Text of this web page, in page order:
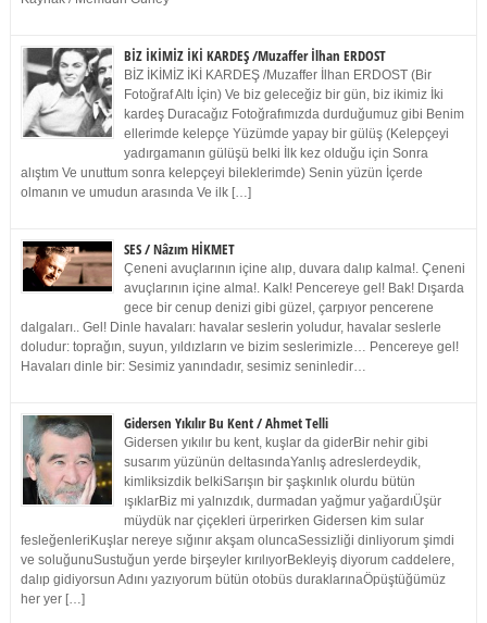
BİZ İKİMİZ İKİ KARDEŞ /Muzaffer İlhan ERDOST
BİZ İKİMİZ İKİ KARDEŞ /Muzaffer İlhan ERDOST (Bir
Fotoğraf Altı İçin) Ve biz geleceğiz bir gün, biz ikimiz İki
kardeş Duracağız Fotoğrafımızda durduğumuz gibi Benim
ellerimde kelepçe Yüzümde yapay bir gülüş (Kelepçeyi
yadırgamanın gülüşü belki İlk kez olduğu için Sonra
alıştım Ve unuttum sonra kelepçeyi bileklerimde) Senin yüzün İçerde
olmanın ve umudun arasında Ve ilk […]
SES / Nâzım HİKMET
Çeneni avuçlarının içine alıp, duvara dalıp kalma!. Çeneni
avuçlarının içine alma!. Kalk! Pencereye gel! Bak! Dışarda
gece bir cenup denizi gibi güzel, çarpıyor pencerene
dalgaları.. Gel! Dinle havaları: havalar seslerin yoludur, havalar seslerle
doludur: toprağın, suyun, yıldızların ve bizim seslerimizle… Pencereye gel!
Havaları dinle bir: Sesimiz yanındadır, sesimiz seninledir…
Gidersen Yıkılır Bu Kent / Ahmet Telli
Gidersen yıkılır bu kent, kuşlar da giderBir nehir gibi
susarım yüzünün deltasındaYanlış adreslerdeydik,
kimliksizdik belkiSarışın bir şaşkınlık olurdu bütün
ışıklarBiz mi yalnızdık, durmadan yağmur yağardıÜşür
müydük nar çiçekleri ürperirken Gidersen kim sular
fesleğenleriKuşlar nereye sığınır akşam oluncaSessizliği dinliyorum şimdi
ve soluğunuSustuğun yerde birşeyler kırılıyorBekleyiş diyorum caddelere,
dalıp gidiyorsun Adını yazıyorum bütün otobüs duraklarınaÖpüştüğümüz
her yer […]